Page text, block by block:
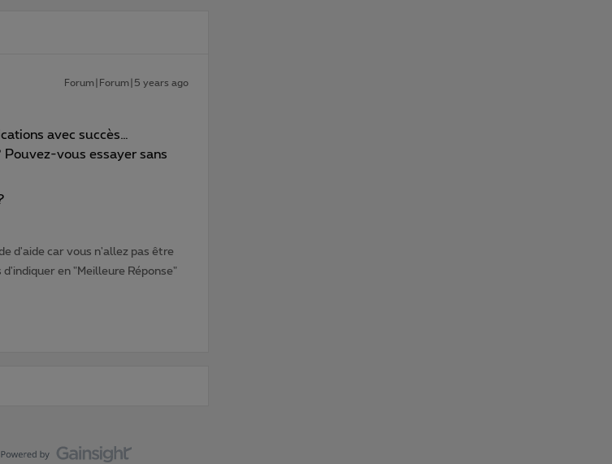
Forum|Forum|5 years ago
avec succès…
vous essayer sans
d'aide car vous n'allez pas être
en "Meilleure Réponse"